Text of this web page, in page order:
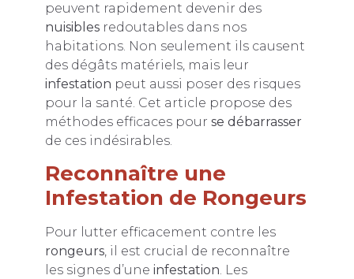
peuvent rapidement devenir des
nuisiblesredoutables dans nos
habitations. Non seulement ils causent
des dégâts matériels, mais leur
infestation peut aussi poser des risques
pour la santé. Cet article propose des
méthodes efficaces pour se débarrasser
de ces indésirables.
Reconnaître une
Infestation de Rongeurs
Pour lutter efficacement contre les
rongeurs, il est crucial de reconnaître
les signes d’une infestation. Les